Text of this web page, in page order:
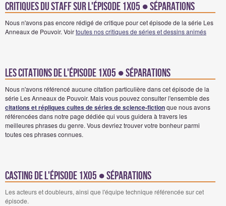
Critiques du staff sur l'épisode 1x05 ● Séparations
Nous n'avons pas encore rédigé de critique pour cet épisode de la série Les
Anneaux de Pouvoir. Voirtoutes nos critiques de séries et dessins animés
Les citations de l'épisode 1x05 ● Séparations
Nous n'avons référencé aucune citation particulière dans cet épisode de la
série Les Anneaux de Pouvoir. Mais vous pouvez consulter l'ensemble des
citations et répliques cultes de séries de science-fictionque nous avons
référencées dans notre page dédiée qui vous guidera à travers les
meilleures phrases du genre. Vous devriez trouver votre bonheur parmi
toutes ces phrases connues.
Casting de l'épisode 1x05 ● Séparations
Les acteurs et doubleurs, ainsi que l'équipe technique référencée sur cet
épisode.